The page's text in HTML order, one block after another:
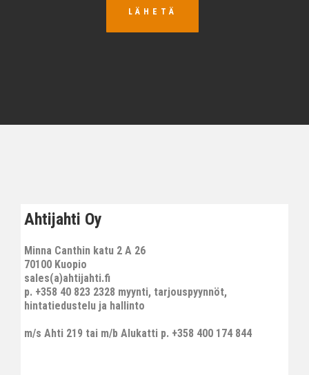
LÄHETÄ
Ahtijahti Oy
Minna Canthin katu 2 A 26
70100 Kuopio
sales(a)ahtijahti.fi
p. +358 40 823 2328 myynti, tarjouspyynnöt,
hintatiedustelu ja hallinto
m/s Ahti 219 tai m/b Alukatti p. +358 400 174 844